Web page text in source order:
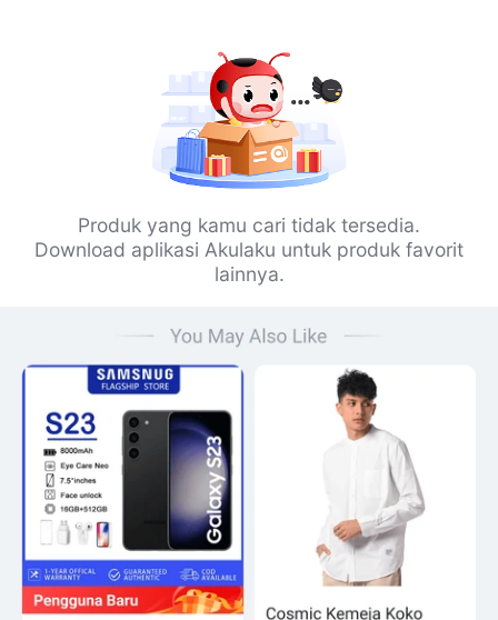
Produk yang kamu cari tidak tersedia.
Download aplikasi Akulaku untuk produk favorit
lainnya.